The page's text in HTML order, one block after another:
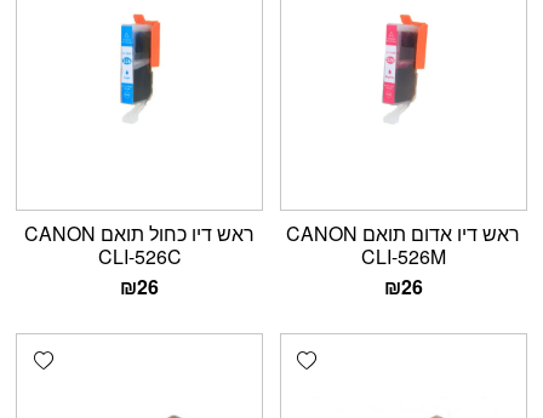
ראש דיו אדום תואם CANON
CLI-526M
₪26
ראש דיו כחול תואם CANON
CLI-526C
₪26
Add wishlist